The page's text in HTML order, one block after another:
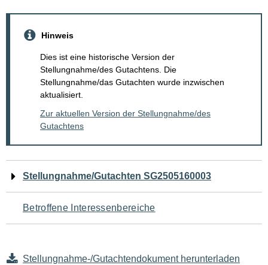
Hinweis
Dies ist eine historische Version der
Stellungnahme/des Gutachtens. Die
Stellungnahme/das Gutachten wurde inzwischen
aktualisiert.
Zur aktuellen Version der Stellungnahme/des
Gutachtens
Navigation
für
den
Seiteninhalt
Stellungnahme/Gutachten SG2505160003
Betroffene Interessenbereiche
Stellungnahme-/Gutachtendokument herunterladen